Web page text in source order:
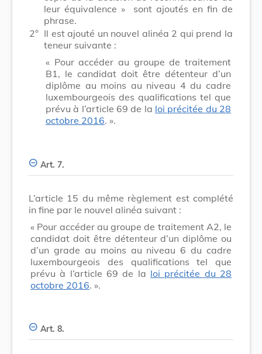
leur équivalence »
sont ajoutés en fin de
phrase.
2° Il est ajouté un nouvel alinéa 2 qui prend la
teneur suivante :
« Pour accéder au groupe de traitement
B1, le candidat doit être détenteur d’un
diplôme au moins au niveau 4 du cadre
luxembourgeois des qualifications tel que
prévu à l’article 69 de la loi précitée du 28
octobre 2016. ».
Art. 7.
L’article 15 du même règlement est complété
in fine par le nouvel alinéa suivant :
« Pour accéder au groupe de traitement A2, le
candidat doit être détenteur d’un diplôme ou
d’un grade au moins au niveau 6 du cadre
luxembourgeois des qualifications tel que
prévu à l’article 69 de la loi précitée du 28
octobre 2016. ».
Art. 8.